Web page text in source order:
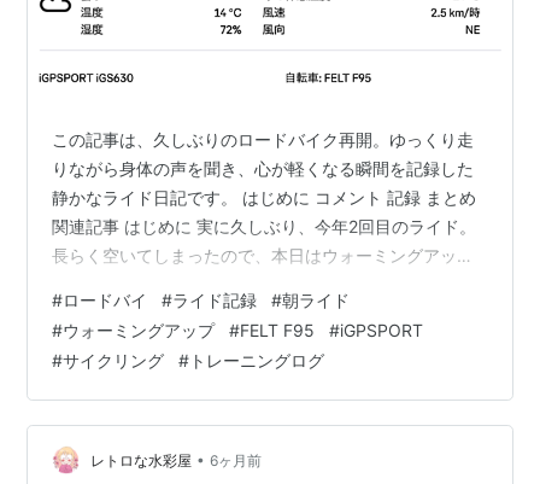
この記事は、久しぶりのロードバイク再開。ゆっくり走
りながら身体の声を聞き、心が軽くなる瞬間を記録した
静かなライド日記です。 はじめに コメント 記録 まとめ
関連記事 はじめに 実に久しぶり、今年2回目のライド。
長らく空いてしまったので、本日はウォーミングアップ
ある。 ペダルを踏み込んだ瞬間に、その緊張がほどけて
いく感覚もまた、久しぶりでした。 季節の移り変わりを
肌で感じながら、まずは身体の声を聞くところから始め
ました。 「無理をしない」という選択が、今日は自然に
できた気がします。 コメント 本日はゆっくり走りまし
た。 ウォーミングアップと…
#ロードバイ #ライド記録 #朝ライド
#ウォーミングアップ #FELT F95 #iGPSPORT
#サイクリング # トレーニングログ
レトロな水彩屋 • 6ヶ月前